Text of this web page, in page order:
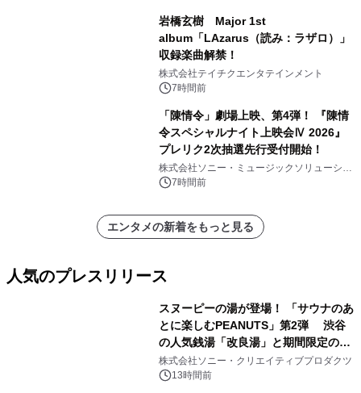
岩橋玄樹 Major 1st
album「LAzarus（読み：ラザロ）」
収録楽曲解禁！
株式会社テイチクエンタテインメント
7時間前
「陳情令」劇場上映、第4弾！ 『陳情
令スペシャルナイト上映会Ⅳ 2026』
プレリク2次抽選先行受付開始！
株式会社ソニー・ミュージックソリューショ
ンズ7時間前
エンタメの新着をもっと見る
人気のプレスリリース
スヌーピーの湯が登場！ 「サウナのあ
とに楽しむPEANUTS」第2弾 渋谷
の人気銭湯「改良湯」と期間限定のコ
ラボレーション サウナイキタイコラ
ボグッズも発売決定！
株式会社ソニー・クリエイティブプロダクツ
13時間前